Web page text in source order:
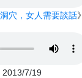
穴，女人需要談話》
2013/7/19